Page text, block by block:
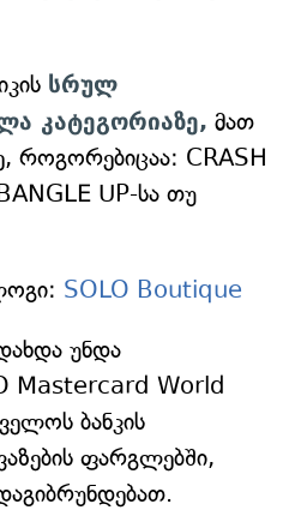
სრულ
კატეგორიაზე, მათ
როგორებიცაა: CRASH
UP-სა თუ
SOLO Boutique
უნდა
Mastercard World
ბანკის
ფარგლებში,